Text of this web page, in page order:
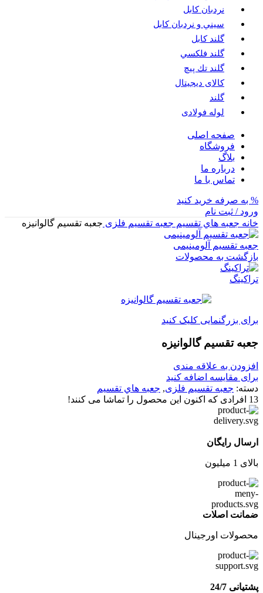
نردبان كابل
سيني و نردبان كابل
گلند كابل
گلند فلكسي
گلند تك پيچ
کالای دیجیتال
گلند
لوله فولادی
صفحه اصلی
فروشگاه
بلاگ
درباره ما
تماس با ما
% به صرفه خرید کنید
ورود / ثبت نام
خانه جعبه هاي تقسيم جعبه تقسیم فلزی جعبه تقسیم گالوانیزه
جعبه تقسیم آلومینیمی
بازگشت به محصولات
تراکینگ
برای بزرگنمایی کلیک کنید
جعبه تقسیم گالوانیزه
افزودن به علاقه مندی
برای مقایسه اضافه کنید
دسته: جعبه تقسیم فلزی, جعبه هاي تقسيم
13 افرادی که اکنون این محصول را تماشا می کنند!
ارسال رایگان
بالای 1 میلیون
ضمانت اصلات
محصولات اورجینال
پشتیانی 24/7